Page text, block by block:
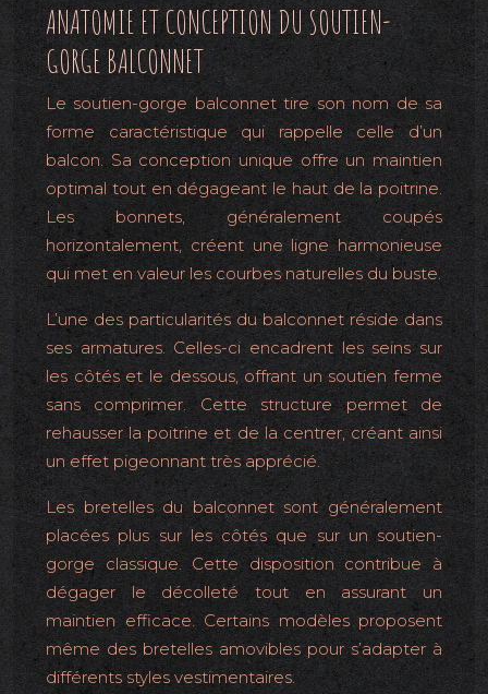
ANATOMIE ET CONCEPTION DU SOUTIEN-
GORGE BALCONNET
Le soutien-gorge balconnet tire son nom de sa
forme caractéristique qui rappelle celle d’un
balcon. Sa conception unique offre un maintien
optimal tout en dégageant le haut de la poitrine.
Les bonnets, généralement coupés
horizontalement, créent une ligne harmonieuse
qui met en valeur les courbes naturelles du buste.
L’une des particularités du balconnet réside dans
ses armatures. Celles-ci encadrent les seins sur
les côtés et le dessous, offrant un soutien ferme
sans comprimer. Cette structure permet de
rehausser la poitrine et de la centrer, créant ainsi
un effet pigeonnant très apprécié.
Les bretelles du balconnet sont généralement
placées plus sur les côtés que sur un soutien-
gorge classique. Cette disposition contribue à
dégager le décolleté tout en assurant un
maintien efficace. Certains modèles proposent
même des bretelles amovibles pour s’adapter à
différents styles vestimentaires.